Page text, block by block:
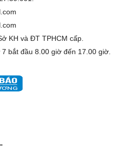
KH và ĐT TPHCM cấp.
bắt đầu 8.00 giờ đến 17.00 giờ.